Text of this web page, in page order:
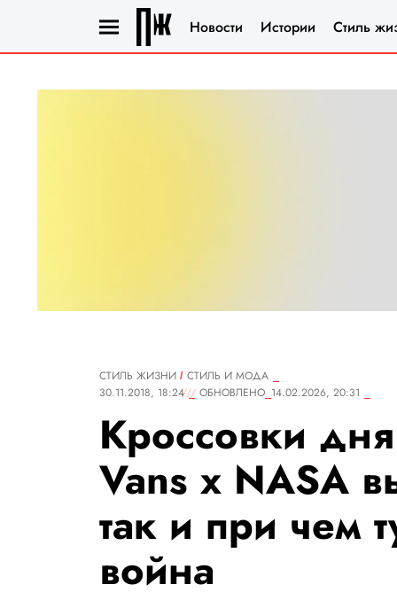
Новости Истории Стиль
СТИЛЬ ЖИЗНИ
СТИЛЬ И МОДА
30.11.2018, 18:24
ОБНОВЛЕНО 14.02.2026, 20:31
Кроссовки
Vans x NASA
так и при чем
война